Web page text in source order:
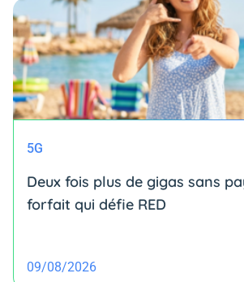
5G
Deux fois plus de gigas sans
forfait qui défie RED
09/08/2026